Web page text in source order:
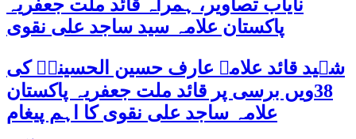
نایاب تصاویر، ہمراہ قائد ملت جعفریہ
پاکستان علامہ سید ساجد علی نقوی
شہید قائد علامہ عارف حسین الحسینیؒ کی
38ویں برسی پر قائد ملت جعفریہ پاکستان
علامہ ساجد علی نقوی کا اہم پیغام